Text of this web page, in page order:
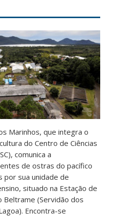
Marinhos, que integra o
do Centro de Ciências
comunica a
de ostras do pacífico
por sua unidade de
situado na Estação de
Beltrame (Servidão dos
Encontra-se